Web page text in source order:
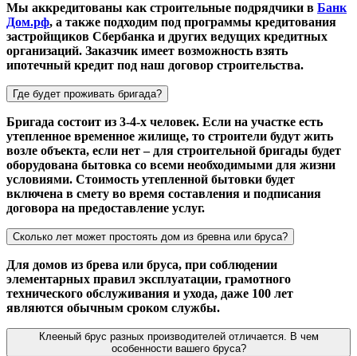
Мы аккредитованы как строительные подрядчики в Банк
Дом.рф, а также подходим под программы кредитования
застройщиков Сбербанка и других ведущих кредитных
организаций. Заказчик имеет возможность взять
ипотечный кредит под наш договор строительства.
Где будет проживать бригада?
Бригада состоит из 3-4-х человек. Если на участке есть
утепленное временное жилище, то строители будут жить
возле объекта, если нет – для строительной бригады будет
оборудована бытовка со всеми необходимыми для жизни
условиями. Стоимость утепленной бытовки будет
включена в смету во время составления и подписания
договора на предоставление услуг.
Сколько лет может простоять дом из бревна или бруса?
Для домов из брева или бруса, при соблюдении
элементарных правил эксплуатации, грамотного
технического обслуживания и ухода, даже 100 лет
являются обычным сроком службы.
Клееный брус разных производителей отличается. В чем
особенности вашего бруса?